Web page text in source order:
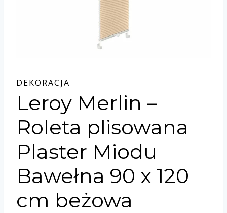
DEKORACJA
Leroy Merlin –
Roleta plisowana
Plaster Miodu
Bawełna 90 x 120
cm beżowa